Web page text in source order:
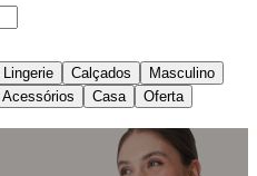
Lingerie Calçados
Masculino
Acessórios Casa Oferta